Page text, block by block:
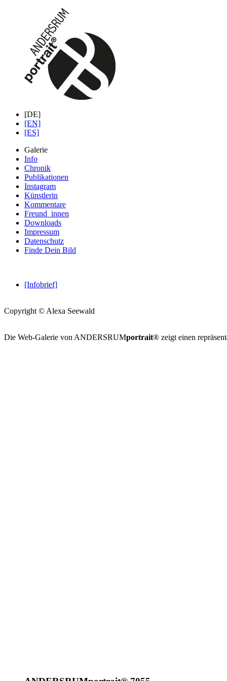
[DE]
[EN]
[ES]
Galerie
Info
Chronik
Publikationen
Instagram
Künstlerin
Kommentare
Freund_innen
Downloads
Impressum
Datenschutz
Finde Dein Bild
[Infobrief]
Copyright © Alexa Seewald
Die Web-Galerie von ANDERSRUMportrait® zeigt einen